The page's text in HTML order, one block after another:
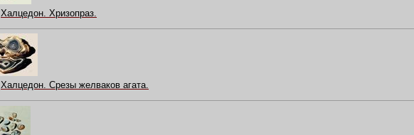
Халцедон. Хризопраз.
Халцедон. Срезы желваков агата.